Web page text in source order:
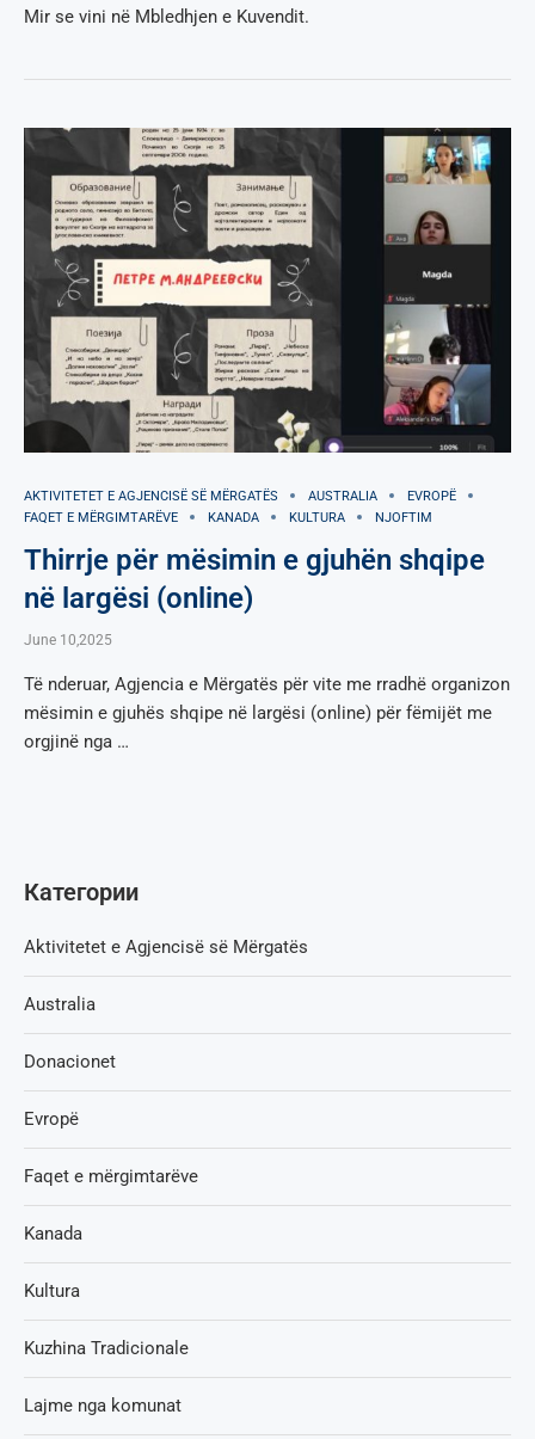
Mir se vini në Mbledhjen e Kuvendit.
AKTIVITETET E AGJENCISË SË МËRGATËS AUSTRALIA
EVROPË
FAQET E MËRGIMTARËVE
KANADA KULTURA NJOFTIM
Thirrje për mësimin e gjuhën shqipe
në largësi (online)
June 10,2025
Të nderuar, Agjencia e Mërgatës për vite me rradhë organizon
mësimin e gjuhës shqipe në largësi (online) për fëmijët me
orgjinë nga …
Категории
Aktivitetet e Agjencisë së Мërgatës
Australia
Donacionet
Evropë
Faqet e mërgimtarëve
Kanada
Kultura
Kuzhina Tradicionale
Lajme nga komunat